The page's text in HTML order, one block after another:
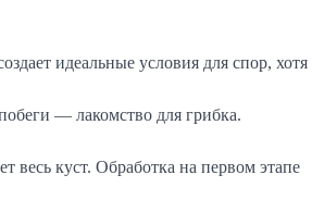
идеальные условия для спор, хотя
— лакомство для грибка.
весь куст. Обработка на первом этапе